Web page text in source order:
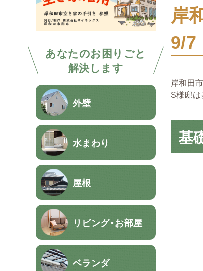
あなたのお困りごと
解決します
外壁
水まわり
屋根
リビング・お部屋
ベランダ
岸
9/7
岸和田
S様邸
基